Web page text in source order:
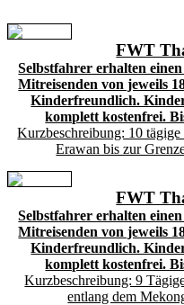
FWT
Selbstfahrer erhalten
Mitreisenden von jeweils
Kinderfreundlich.
komplett kostenfrei.
Kurzbeschreibung: 10
Erawan bis zur
FWT
Selbstfahrer erhalten
Mitreisenden von jeweils
Kinderfreundlich.
komplett kostenfrei.
Kurzbeschreibung: 9
entlang dem